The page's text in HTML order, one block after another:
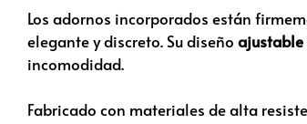
Los adornos incorporados están
elegante y discreto. Su diseño ajustable
incomodidad.
Fabricado con materiales de alta